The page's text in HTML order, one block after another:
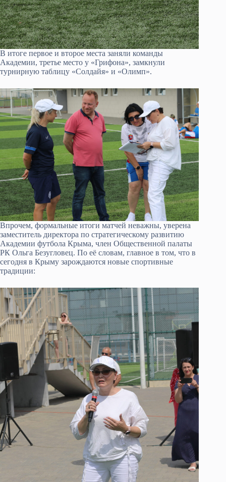
В итоге первое и второе места заняли команды
Академии, третье место у «Грифона», замкнули
турнирную таблицу «Солдайя» и «Олимп».
Впрочем, формальные итоги матчей неважны, уверена
заместитель директора по стратегическому развитию
Академии футбола Крыма, член Общественной палаты
РК Ольга Безугловец. По её словам, главное в том, что в
сегодня в Крыму зарождаются новые спортивные
традиции: